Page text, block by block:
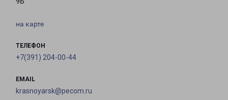
на карте
ТЕЛЕФОН
+7(391) 204-00-44
EMAIL
krasnoyarsk@pecom.ru